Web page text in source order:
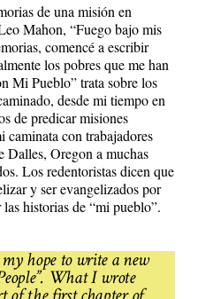
de una misión en
Mahon, “Fuego bajo mis
comencé a escribir
los pobres que me han
Mi Pueblo” trata sobre los
desde mi tiempo en
de predicar misiones
con trabajadores
Dalles, Oregon a muchas
Los redentoristas dicen que
y ser evangelizados por
historias de “mi pueblo”.
hope to write a new
What I wrote